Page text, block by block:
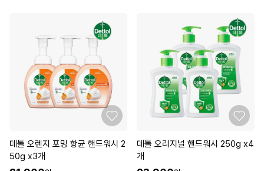
데톨 오렌지 포밍 항균 핸드워시 2
50g x3개
데톨 오리지널 핸드워시 250g x4
개